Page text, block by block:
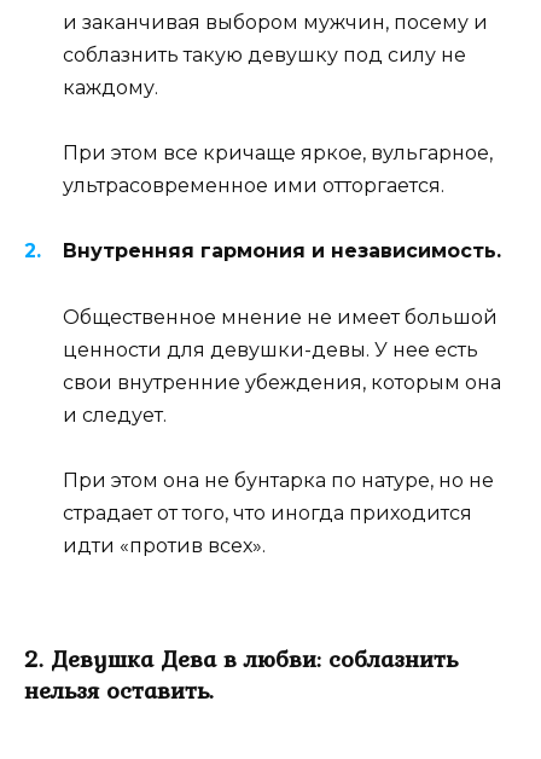
и заканчивая выбором мужчин, посему и
соблазнить такую девушку под силу не
каждому.
При этом все кричаще яркое, вульгарное,
ультрасовременное ими отторгается.
Внутренняя гармония и независимость.
Общественное мнение не имеет большой
ценности для девушки-девы. У нее есть
свои внутренние убеждения, которым она
и следует.
При этом она не бунтарка по натуре, но не
страдает от того, что иногда приходится
идти «против всех».
2. Девушка Дева в любви: соблазнить
нельзя оставить.